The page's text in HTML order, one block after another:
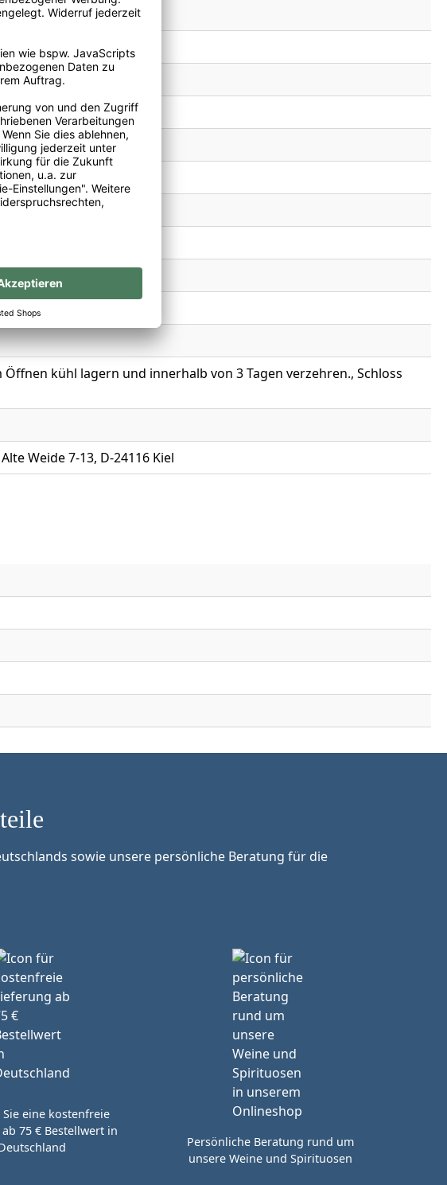
kühl lagern und innerhalb von 3 Tagen verzehren., Schloss
Weide 7-13, D-24116 Kiel
sowie unsere persönliche Beratung für die
Sie eine kostenfreie
75 € Bestellwert in
Persönliche Beratung rund um
unsere Weine und Spirituosen